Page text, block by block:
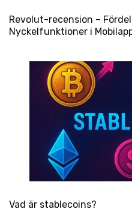
Revolut-recension –
Nyckelfunktioner i
Vad är stablecoins?